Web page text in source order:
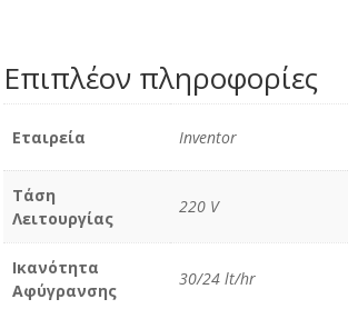
Επιπλέον πληροφορίες
Εταιρεία Inventor
Τάση
Λειτουργίας
220 V
Ικανότητα
Αφύγρανσης
30/24 lt/hr